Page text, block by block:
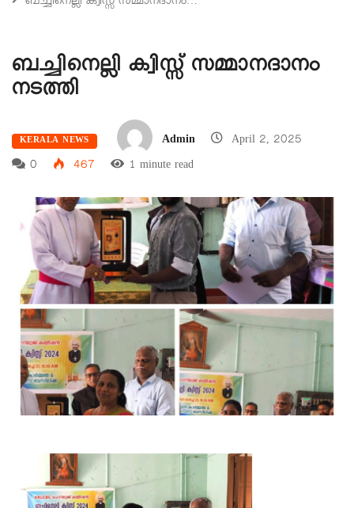
ബച്ചിനെല്ലി ക്വിസ്സ് സമ്മാനദാനം
നടത്തി
KERALA NEWS Admin
April 2, 2025
0
467 1 minute read